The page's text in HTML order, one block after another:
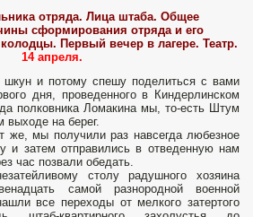
отряда. Лица штаба. Общее
сформирования отряда и его
Первый вечер в лагере. Театр.
14 апреля.
шкун и потому спешу поделиться с вами
дня, проведенного в Киндерлинском
полковника Ломакина мы, то-есть Штум
выходе на берег.
же, мы получили раз навсегда любезное
и затем отправились в отведенную нам
час позвали обедать.
столу радушного хозяина
самой разнородной военной
все переходы от мелкого затертого